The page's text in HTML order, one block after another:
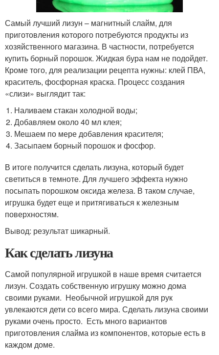
Самый лучший лизун – магнитный слайм, для
приготовления которого потребуются продукты из
хозяйственного магазина. В частности, потребуется
купить борный порошок. Жидкая бура нам не подойдет.
Кроме того, для реализации рецепта нужны: клей ПВА,
краситель, фосфорная краска. Процесс создания
«слизи» выглядит так:
Наливаем стакан холодной воды;
Добавляем около 40 мл клея;
Мешаем по мере добавления красителя;
Засыпаем борный порошок и фосфор.
В итоге получится сделать лизуна, который будет
светиться в темноте. Для лучшего эффекта нужно
посыпать порошком оксида железа. В таком случае,
игрушка будет еще и притягиваться к железным
поверхностям.
Вывод: результат шикарный.
Как сделать лизуна
Самой популярной игрушкой в наше время считается
лизун. Создать собственную игрушку можно дома
своими руками. Необычной игрушкой для рук
увлекаются дети со всего мира. Сделать лизуна своими
руками очень просто. Есть много вариантов
приготовления слайма из компонентов, которые есть в
каждом доме.